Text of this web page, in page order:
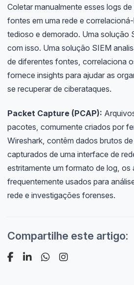
Coletar manualmente esses logs
fontes em uma rede e
tedioso e demorado. Uma solução
com isso. Uma solução SIEM
de diferentes fontes, correlaciona
fornece insights para ajudar as
se recuperar de ciberataques.
Packet Capture (PCAP):
pacotes, comumente criados por
Wireshark, contêm dados brutos
capturados de uma interface de
estritamente um formato de log, os
frequentemente usados para
rede e investigações forenses.
Compartilhe este artigo: